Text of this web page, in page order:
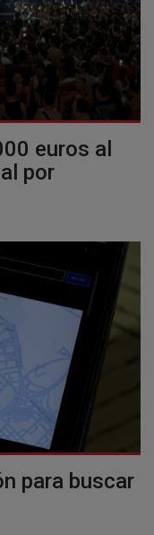
euros al
por
para buscar